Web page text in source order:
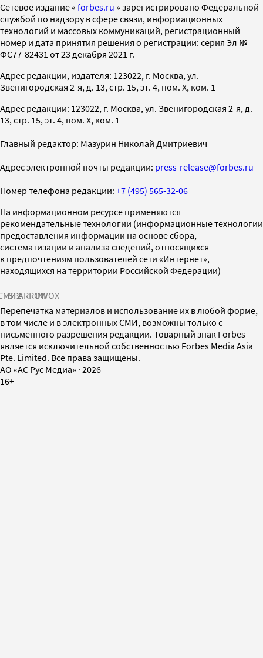
Cетевое издание « forbes.ru » зарегистрировано Федеральной
службой по надзору в сфере связи, информационных
технологий и массовых коммуникаций, регистрационный
номер и дата принятия решения о регистрации: серия Эл №
ФС77-82431 от 23 декабря 2021 г.
Адрес редакции, издателя: 123022, г. Москва, ул.
Звенигородская 2-я, д. 13, стр. 15, эт. 4, пом. X, ком. 1
Адрес редакции: 123022, г. Москва, ул. Звенигородская 2-я, д.
13, стр. 15, эт. 4, пом. X, ком. 1
Главный редактор: Мазурин Николай Дмитриевич
Адрес электронной почты редакции: press-release@forbes.ru
Номер телефона редакции: +7 (495) 565-32-06
На информационном ресурсе применяются
рекомендательные технологии (информационные технологии
предоставления информации на основе сбора,
систематизации и анализа сведений, относящихся
к предпочтениям пользователей сети «Интернет»,
находящихся на территории Российской Федерации)
SPARROWINFOX
Перепечатка материалов и использование их в любой форме,
в том числе и в электронных СМИ, возможны только с
письменного разрешения редакции. Товарный знак Forbes
является исключительной собственностью Forbes Media Asia
Pte. Limited. Все права защищены.
AO «АС Рус Медиа» · 2026
16+